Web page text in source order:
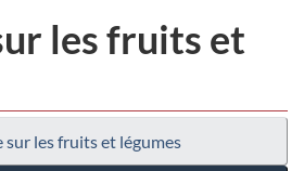
les fruits et
sur les fruits et légumes